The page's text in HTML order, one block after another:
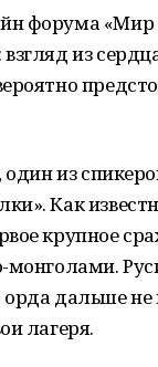
форума «Мир
из
один из
Как
крупное
монголами.
орда дальше
лагеря.